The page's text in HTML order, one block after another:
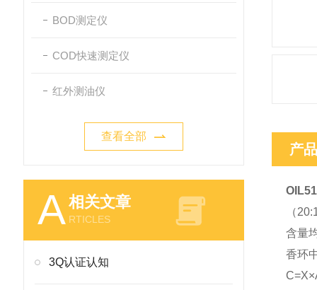
BOD测定仪
COD快速测定仪
红外测油仪
查看全部
A相关文章
RTICLES
3Q认证认知
产
（
含量
香环